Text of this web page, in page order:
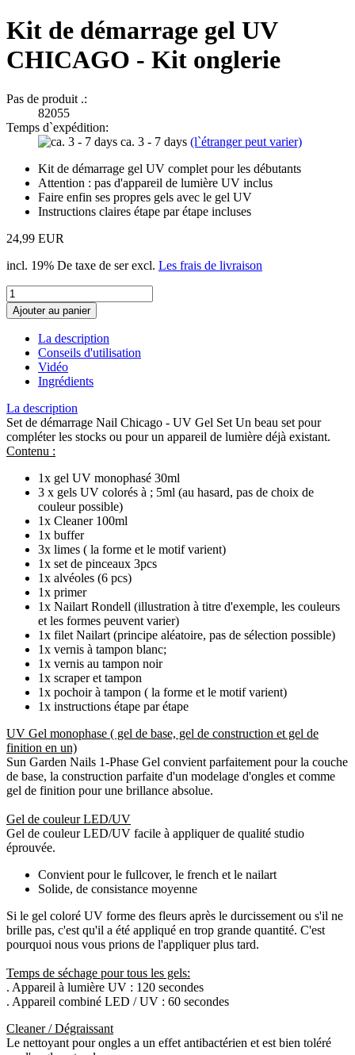
Kit de démarrage gel UV
CHICAGO - Kit onglerie
Pas de produit .:
82055
Temps d`expédition:
ca. 3 - 7 days (l`étranger peut varier)
Kit de démarrage gel UV complet pour les débutants
Attention : pas d'appareil de lumière UV inclus
Faire enfin ses propres gels avec le gel UV
Instructions claires étape par étape incluses
24,99 EUR
incl. 19% De taxe de ser excl. Les frais de livraison
Ajouter au panier
La description
Conseils d'utilisation
Vidéo
Ingrédients
La description
Set de démarrage Nail Chicago - UV Gel Set Un beau set pour
compléter les stocks ou pour un appareil de lumière déjà existant.
Contenu :
1x gel UV monophasé 30ml
3 x gels UV colorés à ; 5ml (au hasard, pas de choix de
couleur possible)
1x Cleaner 100ml
1x buffer
3x limes ( la forme et le motif varient)
1x set de pinceaux 3pcs
1x alvéoles (6 pcs)
1x primer
1x Nailart Rondell (illustration à titre d'exemple, les couleurs
et les formes peuvent varier)
1x filet Nailart (principe aléatoire, pas de sélection possible)
1x vernis à tampon blanc;
1x vernis au tampon noir
1x scraper et tampon
1x pochoir à tampon ( la forme et le motif varient)
1x instructions étape par étape
UV Gel monophase ( gel de base, gel de construction et gel de
finition en un)
Sun Garden Nails 1-Phase Gel convient parfaitement pour la couche
de base, la construction parfaite d'un modelage d'ongles et comme
gel de finition pour une brillance absolue.
Gel de couleur LED/UV
Gel de couleur LED/UV facile à appliquer de qualité studio
éprouvée.
Convient pour le fullcover, le french et le nailart
Solide, de consistance moyenne
Si le gel coloré UV forme des fleurs après le durcissement ou s'il ne
brille pas, c'est qu'il a été appliqué en trop grande quantité. C'est
pourquoi nous vous prions de l'appliquer plus tard.
Temps de séchage pour tous les gels:
. Appareil à lumière UV : 120 secondes
. Appareil combiné LED / UV : 60 secondes
Cleaner / Dégraissant
Le nettoyant pour ongles a un effet antibactérien et est bien toléré